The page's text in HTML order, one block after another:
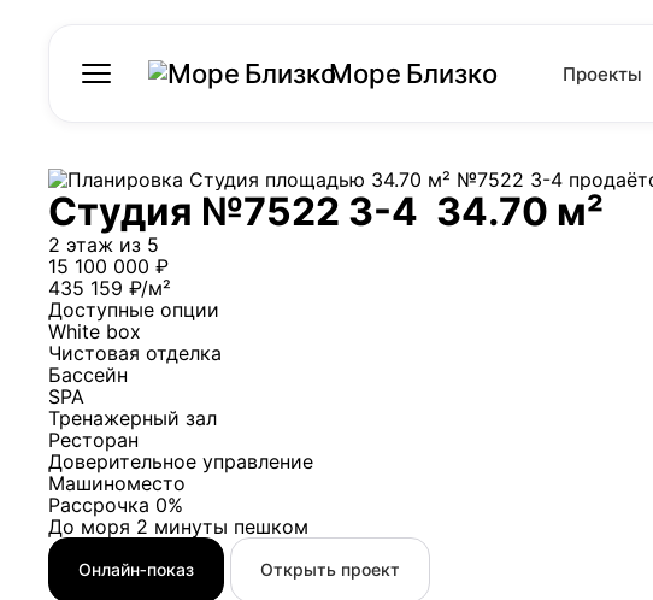
Море Близко Проекты
Студия №7522 3-4 34.70 м²
2 этаж из 5
15 100 000 ₽
435 159 ₽/м²
Доступные опции
White box
Чистовая отделка
Бассейн
SPA
Тренажерный зал
Ресторан
Доверительное управление
Машиноместо
Рассрочка 0%
До моря 2 минуты пешком
Онлайн‑показ
Открыть проект